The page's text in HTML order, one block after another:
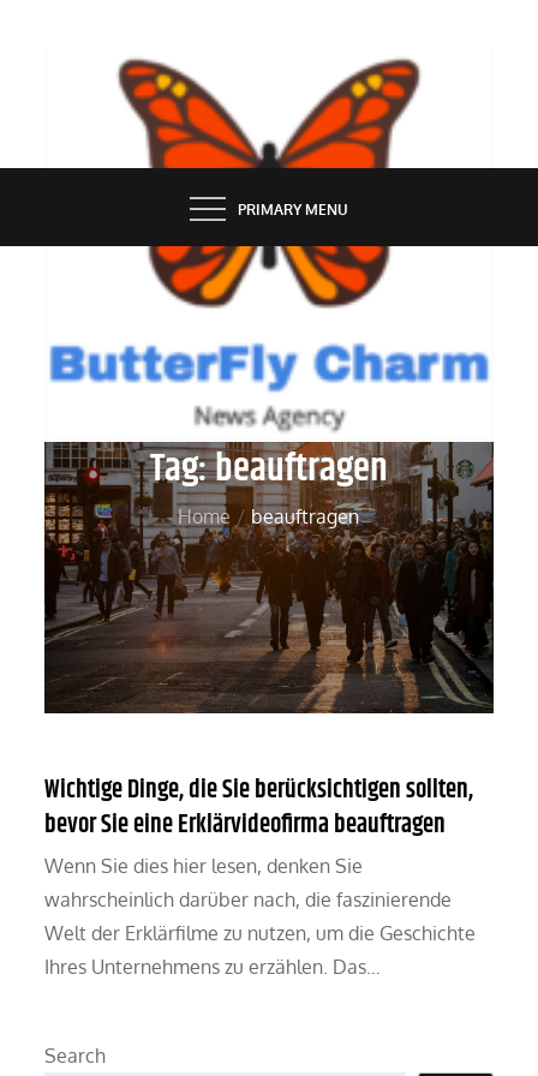
BUTTERFLY CHARM
PRIMARY MENU
Tag:beauftragen
Home beauftragen
Wichtige Dinge, die Sie berücksichtigen sollten,
bevor Sie eine Erklärvideofirma beauftragen
Wenn Sie dies hier lesen, denken Sie
wahrscheinlich darüber nach, die faszinierende
Welt der Erklärfilme zu nutzen, um die Geschichte
Ihres Unternehmens zu erzählen. Das…
Search